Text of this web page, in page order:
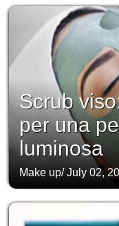
Scrub
per una
luminosa
Make up/July 02,